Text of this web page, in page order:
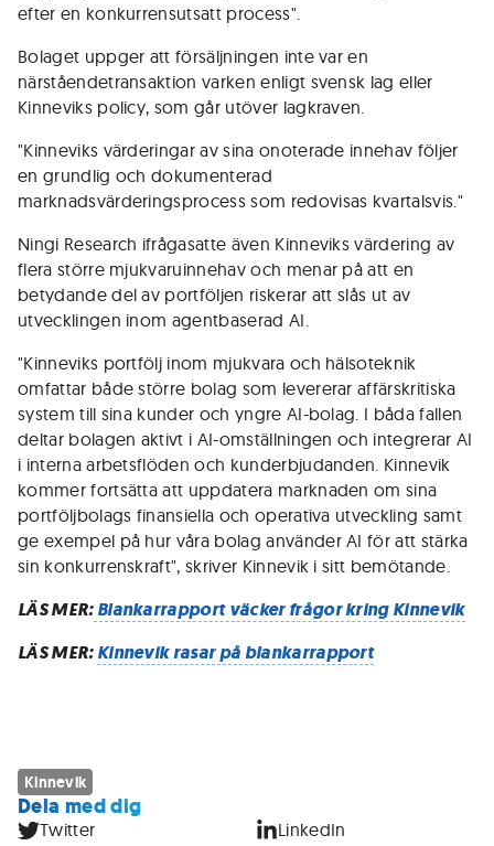
efter en konkurrensutsatt process".
Bolaget uppger att försäljningen inte var en
närståendetransaktion varken enligt svensk lag eller
Kinneviks policy, som går utöver lagkraven.
"Kinneviks värderingar av sina onoterade innehav följer
en grundlig och dokumenterad
marknadsvärderingsprocess som redovisas kvartalsvis."
Ningi Research ifrågasatte även Kinneviks värdering av
flera större mjukvaruinnehav och menar på att en
betydande del av portföljen riskerar att slås ut av
utvecklingen inom agentbaserad AI.
"Kinneviks portfölj inom mjukvara och hälsoteknik
omfattar både större bolag som levererar affärskritiska
system till sina kunder och yngre AI-bolag. I båda fallen
deltar bolagen aktivt i AI-omställningen och integrerar AI
i interna arbetsflöden och kunderbjudanden. Kinnevik
kommer fortsätta att uppdatera marknaden om sina
portföljbolags finansiella och operativa utveckling samt
ge exempel på hur våra bolag använder AI för att stärka
sin konkurrenskraft", skriver Kinnevik i sitt bemötande.
LÄS MER:Blankarrapport väcker frågor kring Kinnevik
LÄS MER:Kinnevik rasar på blankarrapport
Kinnevik
Dela med dig
Twitter LinkedIn